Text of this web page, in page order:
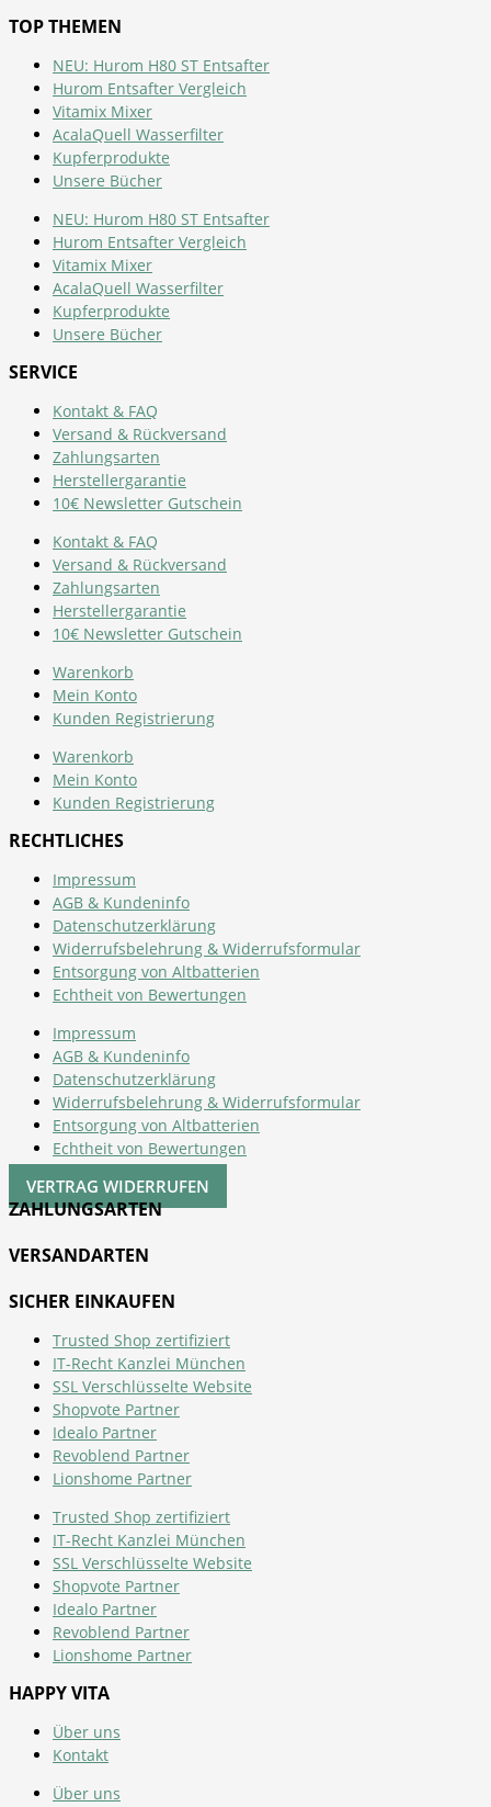
TOP THEMEN
NEU: Hurom H80 ST Entsafter
Hurom Entsafter Vergleich
Vitamix Mixer
AcalaQuell Wasserfilter
Kupferprodukte
Unsere Bücher
NEU: Hurom H80 ST Entsafter
Hurom Entsafter Vergleich
Vitamix Mixer
AcalaQuell Wasserfilter
Kupferprodukte
Unsere Bücher
SERVICE
Kontakt & FAQ
Versand & Rückversand
Zahlungsarten
Herstellergarantie
10€ Newsletter Gutschein
Kontakt & FAQ
Versand & Rückversand
Zahlungsarten
Herstellergarantie
10€ Newsletter Gutschein
Warenkorb
Mein Konto
Kunden Registrierung
Warenkorb
Mein Konto
Kunden Registrierung
RECHTLICHES
Impressum
AGB & Kundeninfo
Datenschutzerklärung
Widerrufsbelehrung & Widerrufsformular
Entsorgung von Altbatterien
Echtheit von Bewertungen
Impressum
AGB & Kundeninfo
Datenschutzerklärung
Widerrufsbelehrung & Widerrufsformular
Entsorgung von Altbatterien
Echtheit von Bewertungen
VERTRAG WIDERRUFEN
ZAHLUNGSARTEN
VERSANDARTEN
SICHER EINKAUFEN
Trusted Shop zertifiziert
IT-Recht Kanzlei München
SSL Verschlüsselte Website
Shopvote Partner
Idealo Partner
Revoblend Partner
Lionshome Partner
Trusted Shop zertifiziert
IT-Recht Kanzlei München
SSL Verschlüsselte Website
Shopvote Partner
Idealo Partner
Revoblend Partner
Lionshome Partner
HAPPY VITA
Über uns
Kontakt
Über uns